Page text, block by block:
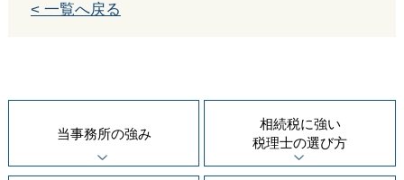
< 一覧へ戻る
当事務所の強み
相続税に強い
税理士の選び方